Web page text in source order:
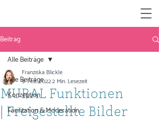
Beitrag
Alle Beiträge
Konzeption
Facilitation & Moderation
Alle Beiträge
MURAL Funktionen
| Freigestellte Bilder
Franziska Blickle
9. Feb. 20222 Min. Lesezeit